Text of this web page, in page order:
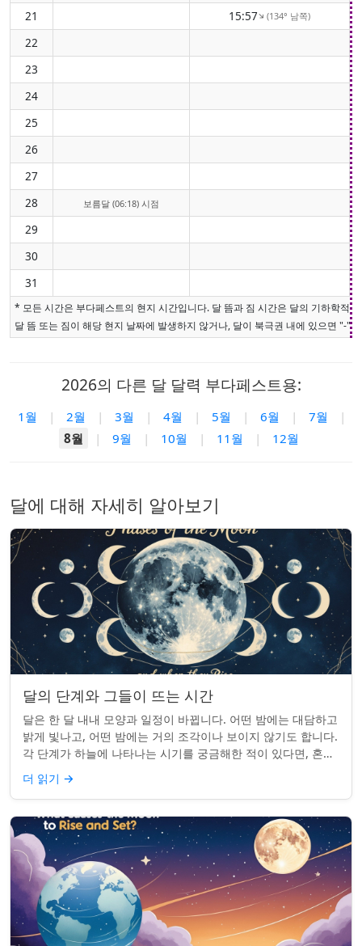
21 15:57↑(134° 남쪽)
22
23
24
25
26
27
28
보름달 (06:18) 시점
29
30
31
* 모든 시간은 부다페스트의 현지 시간입니다. 달 뜸과 짐 시간은 달의 기하학적
달 뜸 또는 짐이 해당 현지 날짜에 발생하지 않거나, 달이 북극권 내에 있으면 "-"
2026의 다른 달 달력 부다페스트용:
1월 | 2월 | 3월 | 4월 | 5월 | 6월 | 7월
|
8월
| 9월 | 10월 | 11월 | 12월
달에 대해 자세히 알아보기
달의 단계와 그들이 뜨는 시간
달은 한 달 내내 모양과 일정이 바뀝니다. 어떤 밤에는 대담하고
밝게 빛나고, 어떤 밤에는 거의 조각이나 보이지 않기도 합니다.
각 단계가 하늘에 나타나는 시기를 궁금해한 적이 있다면, 혼자
가 아닙니다. 사실 그 타...
더 읽기 →